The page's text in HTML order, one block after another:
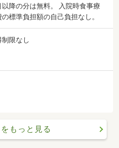
以降の分は無料。 入院時食事療
の標準負担額の自己負担なし。
制限なし
をもっと見る